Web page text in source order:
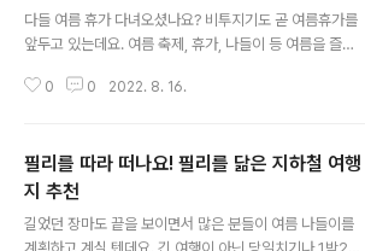
다들 여름 휴가 다녀오셨나요? 비투지기도 곧 여름휴가를
앞두고 있는데요. 여름 축제, 휴가, 나들이 등 여름을 즐기
럼 다채롭고 상쾌한 여름노래 플레이리스트를 준비했는데
득한 신나는 댄스곡의 향연! 먼저, 어린 시절 부모님 차에서
카세트테이프로 들어보았을 법한 90년대 플레이리스트입
니다. 요즘은 흔치 않은 혼성그룹과 2인조 듀오 가수들의
노래가 눈에 띄는데요. ‘구관이 명관’이라는 말이 있듯 오랜
0 0 2022. 8. 16.
필리를 따라 떠나요! 필리를 닮은 지하철 여행
지 추천
길었던 장마도 끝을 보이면서 많은 분들이 여름 나들이를